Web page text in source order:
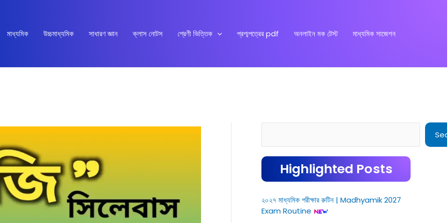
মাধ্যমিক উচ্চমাধ্যমিক সাধারণ জ্ঞান ক্লাস নোটস শ্রেণী ভিত্তিক প্রশ্মপত্রের pdf অনলাইন মক টেস্ট মাধ্যমিক সাজেশন
Highlighted Posts
২০২৭ মাধ্যমিক পরীক্ষার রুটিন | Madhyamik 2027
Exam Routine